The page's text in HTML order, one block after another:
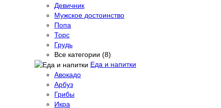
Девичник
Мужское достоинство
Попа
Торс
Грудь
Все категории (8)
Еда и напитки
Авокадо
Арбуз
Грибы
Икра